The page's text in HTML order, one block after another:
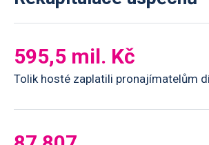
595,5 mil. Kč
Tolik hosté zaplatili pronajímatelům